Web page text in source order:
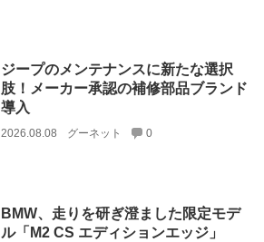
ジープのメンテナンスに新たな選択
肢！メーカー承認の補修部品ブランド
導入
2026.08.08 グーネット 0
BMW、走りを研ぎ澄ました限定モデ
ル「M2 CS エディションエッジ」